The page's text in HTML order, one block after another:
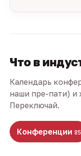
Что в
Календарь
наши пре-пати) и
Переключай.
Конференции 85